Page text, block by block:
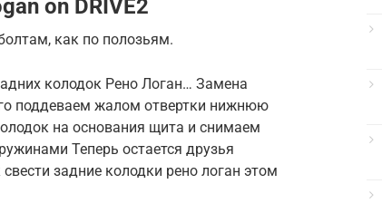
on DRIVE2
как по полозьям.
колодок Рено Логан… Замена
поддеваем жалом отвертки нижнюю
на основания щита и снимаем
Теперь остается друзья
задние колодки рено логан этом